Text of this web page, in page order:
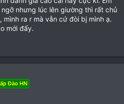
nhưng lúc lên giường thì rất chủ
ra r mà vẫn cứ đòi bj mình ạ.
mới đấy.
Đào HN